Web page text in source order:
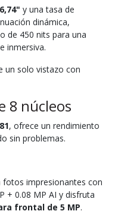
6,74" y una tasa de
dinámica,
de 450 nits para una
inmersiva.
un solo vistazo con
8 núcleos
, ofrece un rendimiento
sin problemas.
fotos impresionantes con
+ 0.08 MP AI y disfruta
frontal de 5 MP.